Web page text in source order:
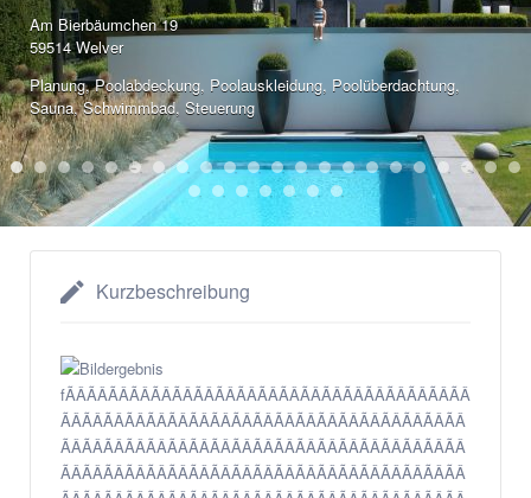
Am Bierbäumchen 19
59514 Welver
Planung,Poolabdeckung, Poolauskleidung, Poolüberdachtung,
Sauna,Schwimmbad, Steuerung
Kurzbeschreibung